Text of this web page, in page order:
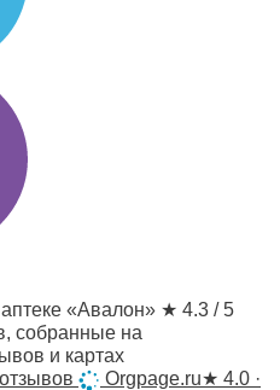
«Авалон» ★ 4.3 / 5
собранные на
и картах
Orgpage.ru★ 4.0 ·